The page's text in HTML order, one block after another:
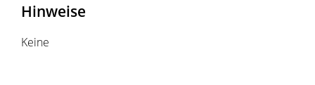
Hinweise
Keine